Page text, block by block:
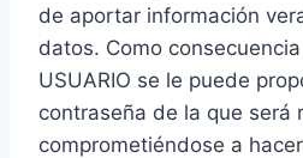
de aportar información
datos. Como
USUARIO se le puede
contraseña de la que será
comprometiéndose a